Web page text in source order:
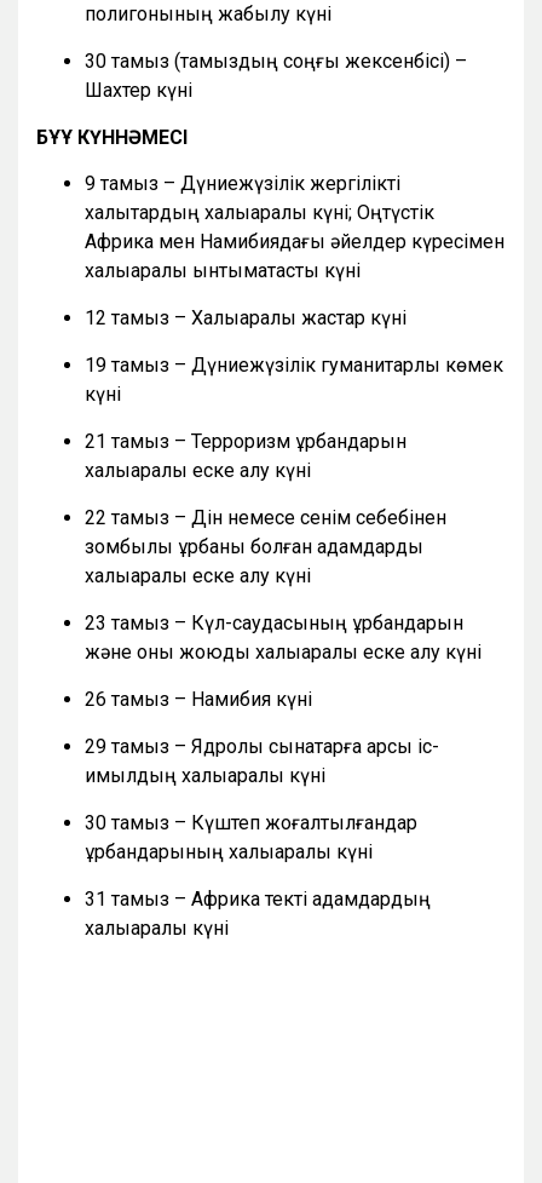
полигонының жабылу күні
30 тамыз (тамыздың соңғы жексенбісі) –
Шахтер күні
БҰҰ КҮННӘМЕСІ
9 тамыз – Дүниежүзілік жергілікті
халықтардың халықаралық күні; Оңтүстік
Африка мен Намибиядағы әйелдер күресімен
халықаралық ынтымақтастық күні
12 тамыз – Халықаралық жастар күні
19 тамыз – Дүниежүзілік гуманитарлық көмек
күні
21 тамыз – Терроризм құрбандарын
халықаралық еске алу күні
22 тамыз – Дін немесе сенім себебінен
зомбылық құрбаны болған адамдарды
халықаралық еске алу күні
23 тамыз – Күл-саудасының құрбандарын
және оны жоюды халықаралық еске алу күні
26 тамыз – Намибия күні
29 тамыз – Ядролық сынақтарға қарсы іс-
қимылдың халықаралық күні
30 тамыз – Күштеп жоғалтылғандар
құрбандарының халықаралық күні
31 тамыз – Африка текті адамдардың
халықаралық күні